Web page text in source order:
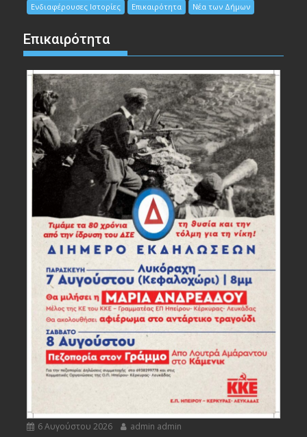
Ενδιαφέρουσες Ιστορίες Επικαιρότητα Νέα των Δήμων
Επικαιρότητα
6 Αυγούστου 2026 admin admin